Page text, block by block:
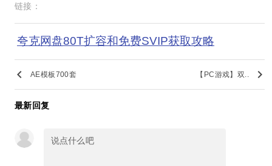
链接：
夸克网盘80T扩容和免费SVIP获取攻略
keyboard_arrow_left AE模板700套 【PC游戏】双.. keyboard_arrow_right
最新回复